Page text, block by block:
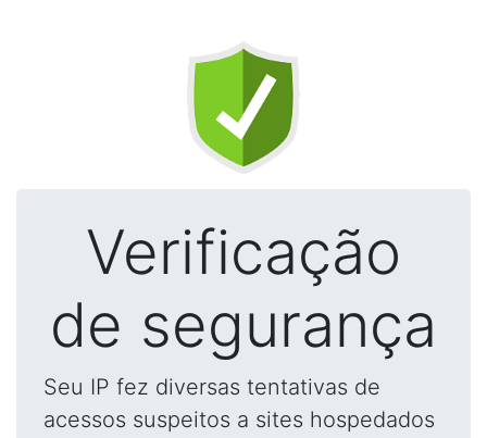
Verificação
de segurança
Seu IP fez diversas tentativas de
acessos suspeitos a sites hospedados